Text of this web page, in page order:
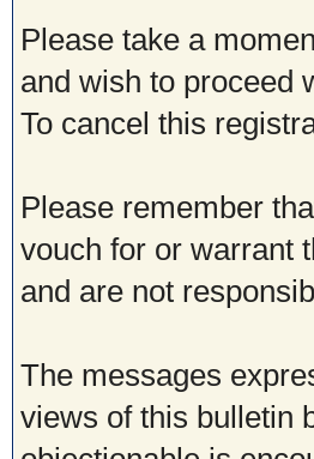
Please take a
and wish to proceed
To cancel this
Please remember
vouch for or warrant
and are not
The messages
views of this bulletin